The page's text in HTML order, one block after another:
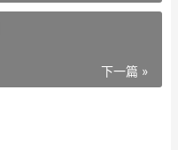
下一篇 »